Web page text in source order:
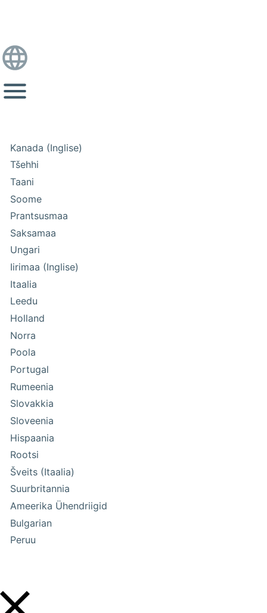
Kanada (Inglise)
Tšehhi
Taani
Soome
Prantsusmaa
Saksamaa
Ungari
Iirimaa (Inglise)
Itaalia
Leedu
Holland
Norra
Poola
Portugal
Rumeenia
Slovakkia
Sloveenia
Hispaania
Rootsi
Šveits (Itaalia)
Suurbritannia
Ameerika Ühendriigid
Bulgarian
Peruu